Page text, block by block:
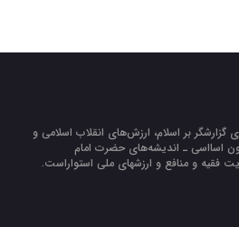
بر اسلام، ارزش‌هاي انقلاب اسلامي و
اسااسی ـ انديشه‌هاي حضرت امام
فقيه و منافع و ارزشهاي ملي استواراست.